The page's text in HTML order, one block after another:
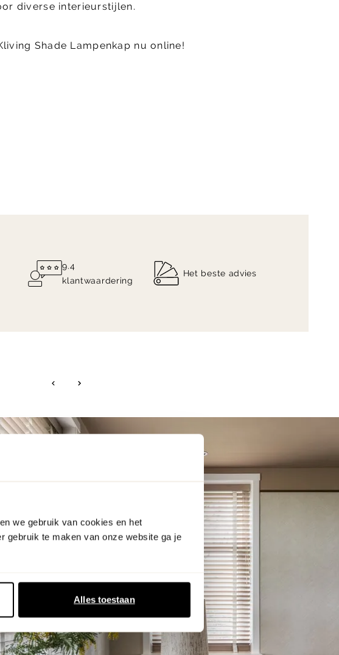
we gebruik van cookies en het
gebruik te maken van onze website ga je
Alles toestaan
diverse interieurstijlen.
Shade Lampenkap nu online!
9.4
klantwaardering
Het beste advies